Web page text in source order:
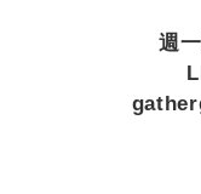
週